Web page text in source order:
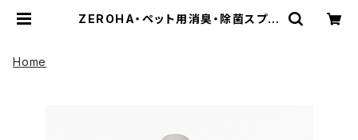
ZEROHA・ペット用消臭・除菌スプレ
Home